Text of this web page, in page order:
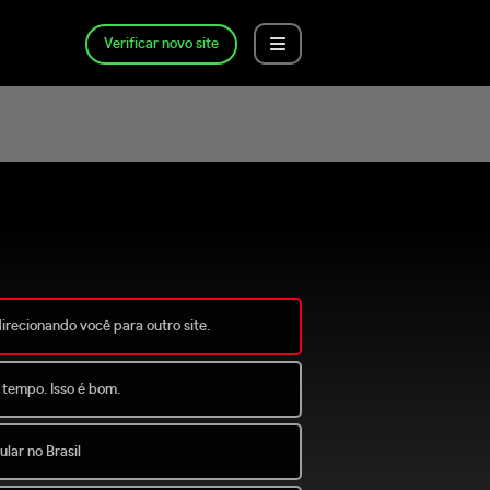
Verificar novo site
você para outro site.
Isso é bom.
no Brasil